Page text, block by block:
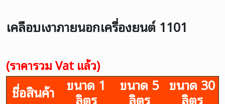
เคลือบเงาภายนอกเครื่องยนต์ 1101
(ราคารวม Vat แล้ว)
ชื่อสินค้า ขนาด 1
ลิตร
ขนาด 5
ลิตร
ขนาด 30
ลิตร